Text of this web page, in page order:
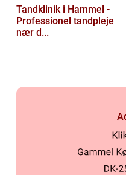
Tandklinik i Hammel -
Professionel tandpleje
nær d...